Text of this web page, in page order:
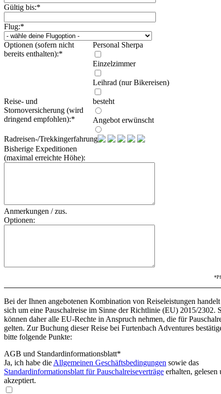
Gültig bis:*
Flug:*
Optionen (sofern nicht
bereits enthalten):*
Personal Sherpa
Einzelzimmer
Leihrad (nur Bikereisen)
Reise- und
Stornoversicherung (wird
dringend empfohlen):*
besteht
Angebot erwünscht
Radreisen-/Trekkingerfahrung:
Bisherige Expeditionen
(maximal erreichte Höhe):
Anmerkungen / zus.
Optionen:
Bei der Ihnen angebotenen Kombination von Reiseleistungen handelt
sich um eine Pauschalreise im Sinne der Richtlinie (EU) 2015/2302.
können daher alle EU-Rechte in Anspruch nehmen, die für
gelten. Zur Buchung dieser Reise bei Furtenbach Adventures
bitte folgende Punkte:
AGB und Standardinformationsblatt*
Ja, ich habe die Allgemeinen Geschäftsbedingungen sowie das
Standardinformationsblatt für Pauschalreiseverträge erhalten, gelesen
akzeptiert.